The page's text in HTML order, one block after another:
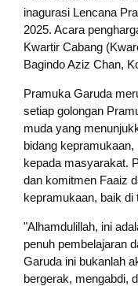
inagurasi Lencana
2025. Acara
Kwartir Cabang
Bagindo Aziz Chan,
Pramuka Garuda
setiap golongan
muda yang
bidang
kepada masyarakat.
dan komitmen Faaiz
kepramukaan, baik di
"Alhamdulillah, ini
penuh pembelajaran
Garuda ini bukanlah
bergerak, mengabdi,